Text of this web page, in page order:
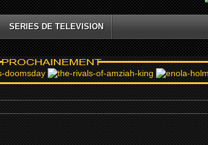
SERIES DE TELEVISION